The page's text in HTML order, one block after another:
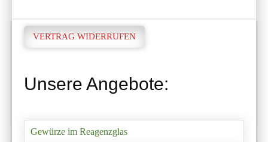
VERTRAG WIDERRUFEN
Unsere Angebote:
Gewürze im Reagenzglas